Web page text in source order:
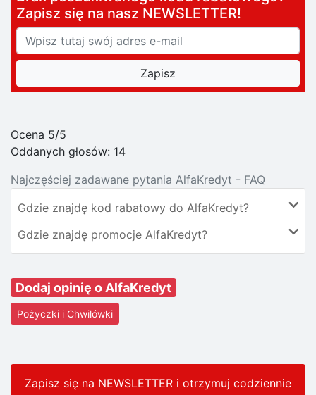
Zapisz się na nasz NEWSLETTER!
Ocena 5/5
Oddanych głosów: 14
Najczęściej zadawane pytania AlfaKredyt - FAQ
Gdzie znajdę kod rabatowy do AlfaKredyt?
Gdzie znajdę promocje AlfaKredyt?
Dodaj opinię o AlfaKredyt
Pożyczki i Chwilówki
Zapisz się na NEWSLETTER i otrzymuj codziennie